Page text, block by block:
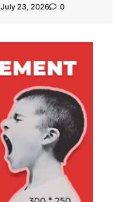
July 23, 2026 0